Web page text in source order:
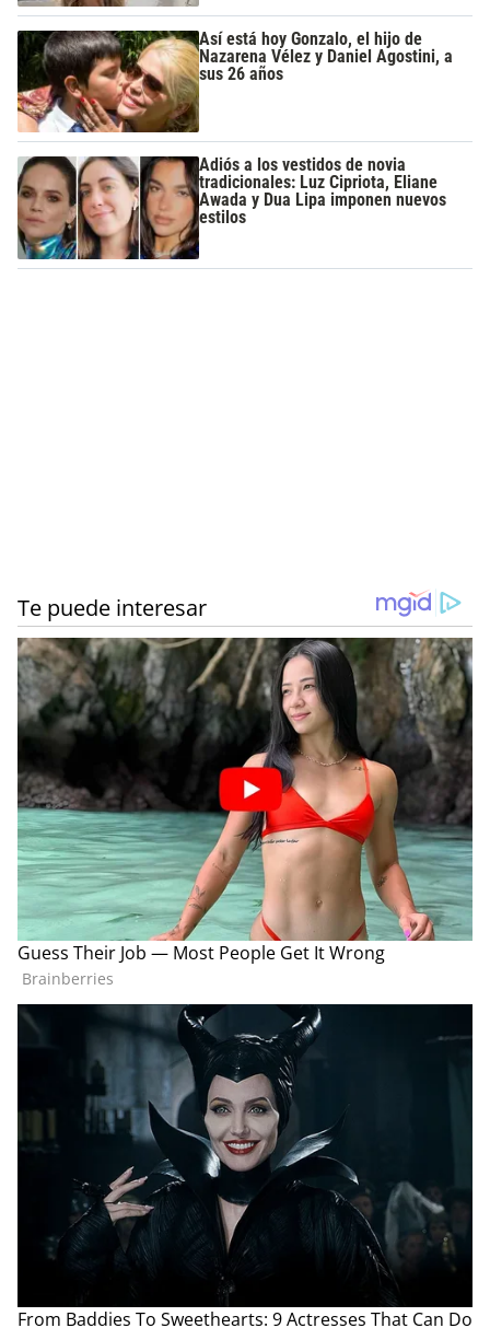
Así está hoy Gonzalo, el hijo de
Nazarena Vélez y Daniel Agostini, a
sus 26 años
Adiós a los vestidos de novia
tradicionales: Luz Cipriota, Eliane
Awada y Dua Lipa imponen nuevos
estilos